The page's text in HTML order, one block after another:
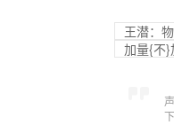
王潜：
加量{不}